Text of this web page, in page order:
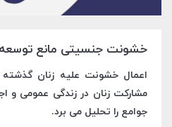
خشونت جنسیتی مانع توسعه
اعمال خشونت علیه زنان گذشته
مشارکت زنان در زندگی عمومی و
جوامع را تحلیل می برد.